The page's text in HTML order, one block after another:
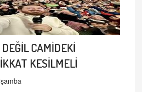
CAMİDEKİ
KESİLMELİ